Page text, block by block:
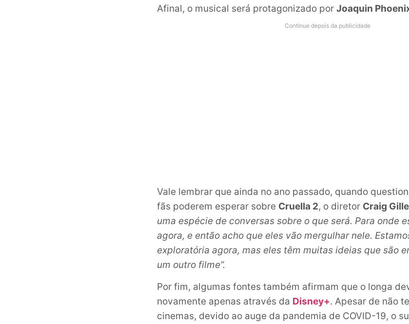
Afinal, o musical será protagonizado por Joaquin
Continue depois da publicidade
Vale lembrar que ainda no ano passado, quando
fãs poderem esperar sobre Cruella 2, o diretor Craig
uma espécie de conversas sobre o que será. Para onde
agora, e então acho que eles vão mergulhar nele.
exploratória agora, mas eles têm muitas ideias que são
um outro filme”.
Por fim, algumas fontes também afirmam que o longa
novamente apenas através da Disney+. Apesar de não
cinemas, devido ao auge da pandemia de COVID-19, o